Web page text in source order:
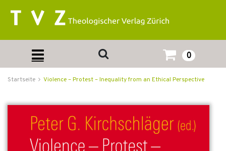
0
Startseite Violence – Protest – Inequality from an Ethical Perspective